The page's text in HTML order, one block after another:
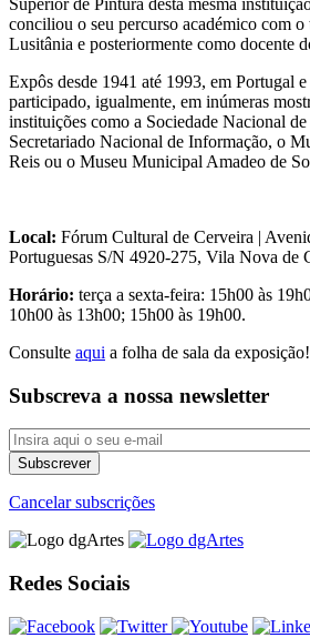
conciliou o seu percurso académico com o
Lusitânia e posteriormente como docente
Expôs desde 1941 até 1993, em Portugal
participado, igualmente, em inúmeras
instituições como a Sociedade Nacional
Secretariado Nacional de Informação, o
Reis ou o Museu Municipal Amadeo de
Local: Fórum Cultural de Cerveira |
Portuguesas S/N 4920-275, Vila Nova de
Horário: terça a sexta-feira: 15h00 às
10h00 às 13h00; 15h00 às 19h00.
Consulte aqui a folha de sala da exposição!
Subscreva a nossa newsletter
Cancelar subscrições
Redes Sociais